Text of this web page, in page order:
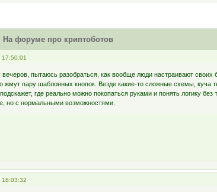
На форуме про криптоботов
17:50:01
пытаюсь разобраться, как вообще люди настраивают своих
жмут пару шаблонных кнопок. Везде какие-то сложные схемы, куча
где реально можно покопаться руками и понять логику
но с нормальными возможностями.
18:03:32